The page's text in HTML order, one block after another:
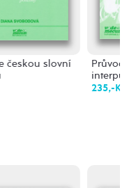
českou slovní
235,-Kč